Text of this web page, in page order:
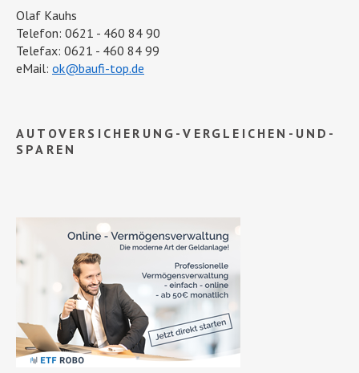
Olaf Kauhs
Telefon: 0621 - 460 84 90
Telefax: 0621 - 460 84 99
eMail: ok@baufi-top.de
AUTOVERSICHERUNG-VERGLEICHEN-UND-
SPAREN